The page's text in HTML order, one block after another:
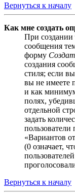
Вернуться к началу
Как мне создать
При создании
сообщения
форму
создания
стиля; если
вы не имеете
и как
полях,
отдельной
задать
«Вариантов
(0 означает,
Вернуться к началу